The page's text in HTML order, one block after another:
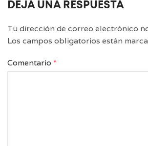
DEJA UNA RESPUESTA
Tu dirección de correo electrónico
Los campos obligatorios están
Comentario *